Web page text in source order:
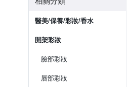
醫美/保養/彩妝/香水
開架彩妝
臉部彩妝
唇部彩妝